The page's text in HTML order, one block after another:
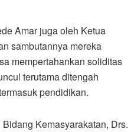
Amar juga oleh Ketua
sambutannya mereka
mempertahankan soliditas
terutama ditengah
pendidikan.
Kemasyarakatan, Drs.